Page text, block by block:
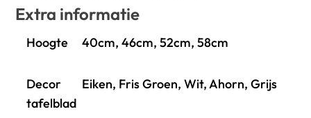
Extra informatie
Hoogte 40cm, 46cm, 52cm, 58cm
Decor
tafelblad
Eiken, Fris Groen, Wit, Ahorn, Grijs